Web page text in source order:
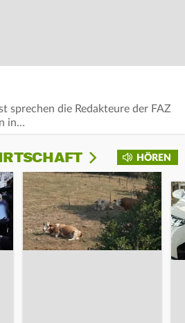
sprechen die Redakteure der FAZ
in…
HÖREN